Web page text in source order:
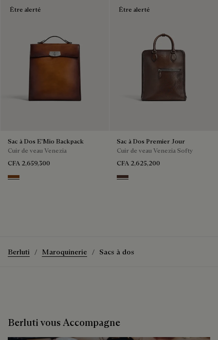
Être alerté
Sac à Dos E'Mio Backpack
Cuir de veau Venezia
CFA 2,659,300
Cacao Intenso
Être alerté
Sac à Dos Premier Jour
Cuir de veau Venezia Softy
CFA 2,625,200
Soft Brown
Berluti Maroquinerie Sacs à dos
Berluti vous Accompagne